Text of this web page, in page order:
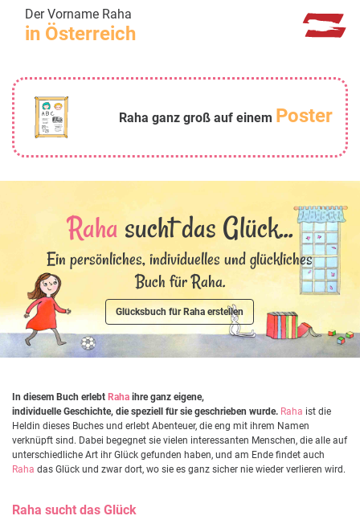
Der Vorname Raha
in Österreich
Raha ganz groß auf einem Poster
Raha sucht das Glück...
Ein persönliches, individuelles und glückliches
Buch für Raha.
Glücksbuch für Raha erstellen
In diesem Buch erlebt Raha ihre ganz eigene,
individuelle Geschichte, die speziell für sie geschrieben wurde. Raha ist die
Heldin dieses Buches und erlebt Abenteuer, die eng mit ihrem Namen
verknüpft sind. Dabei begegnet sie vielen interessanten Menschen, die alle auf
unterschiedliche Art ihr Glück gefunden haben, und am Ende findet auch
Raha das Glück und zwar dort, wo sie es ganz sicher nie wieder verlieren wird.
Raha sucht das Glück